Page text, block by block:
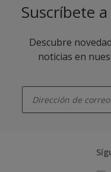
Suscríbete
Descubre
noticias en